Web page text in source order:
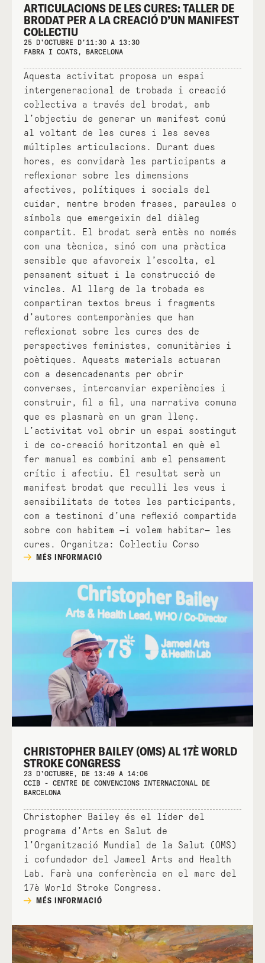
ARTICULACIONS DE LES CURES: TALLER DE
BRODAT PER A LA CREACIÓ D’UN MANIFEST
COL·LECTIU
25 D'OCTUBRE D'11:30 A 13:30
FABRA I COATS, BARCELONA
Aquesta activitat proposa un espai
intergeneracional de trobada i creació
col·lectiva a través del brodat, amb
l’objectiu de generar un manifest comú
al voltant de les cures i les seves
múltiples articulacions. Durant dues
hores, es convidarà les participants a
reflexionar sobre les dimensions
afectives, polítiques i socials del
cuidar, mentre broden frases, paraules o
símbols que emergeixin del diàleg
compartit. El brodat serà entès no només
com una tècnica, sinó com una pràctica
sensible que afavoreix l’escolta, el
pensament situat i la construcció de
vincles. Al llarg de la trobada es
compartiran textos breus i fragments
d’autores contemporànies que han
reflexionat sobre les cures des de
perspectives feministes, comunitàries i
poètiques. Aquests materials actuaran
com a desencadenants per obrir
converses, intercanviar experiències i
construir, fil a fil, una narrativa comuna
que es plasmarà en un gran llenç.
L’activitat vol obrir un espai sostingut
i de co-creació horitzontal en què el
fer manual es combini amb el pensament
crític i afectiu. El resultat serà un
manifest brodat que reculli les veus i
sensibilitats de totes les participants,
com a testimoni d’una reflexió compartida
sobre com habitem —i volem habitar— les
cures. Organitza: Col·lectiu Corso
MÉS INFORMACIÓ
CHRISTOPHER BAILEY (OMS) AL 17È WORLD
STROKE CONGRESS
23 D'OCTUBRE, DE 13:49 A 14:06
CCIB - CENTRE DE CONVENCIONS INTERNACIONAL DE
BARCELONA
Christopher Bailey és el líder del
programa d'Arts en Salut de
l'Organització Mundial de la Salut (OMS)
i cofundador del Jameel Arts and Health
Lab. Farà una conferència en el marc del
17è World Stroke Congress.
MÉS INFORMACIÓ